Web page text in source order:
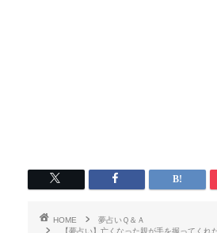
HOME
夢占いＱ＆Ａ
【夢占い】亡くなった親が手を握ってくれ